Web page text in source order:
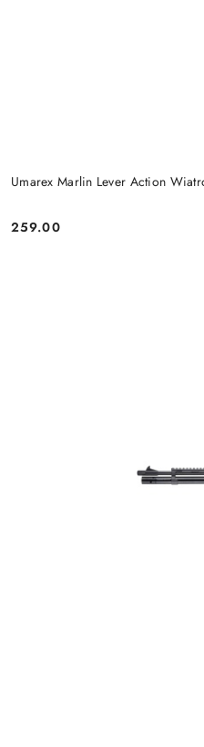
Umarex Marlin Lever Action
Cena:
259.00